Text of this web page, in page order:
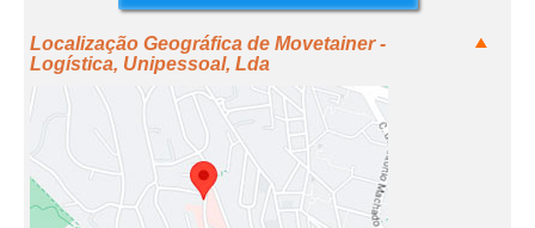
Localização Geográfica de Movetainer -
Logística, Unipessoal, Lda